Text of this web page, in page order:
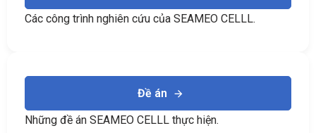
Các công trình nghiên cứu của SEAMEO CELLL.
Đề án
Những đề án SEAMEO CELLL thực hiện.